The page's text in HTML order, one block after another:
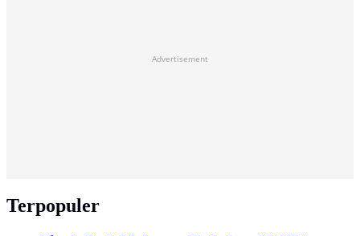
Advertisement
Terpopuler